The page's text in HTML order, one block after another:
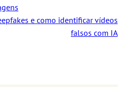
e como identificar vídeos
falsos com IA